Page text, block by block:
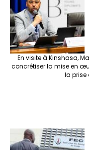
En visite à Kinshasa,
concrétiser la mise en
la prise